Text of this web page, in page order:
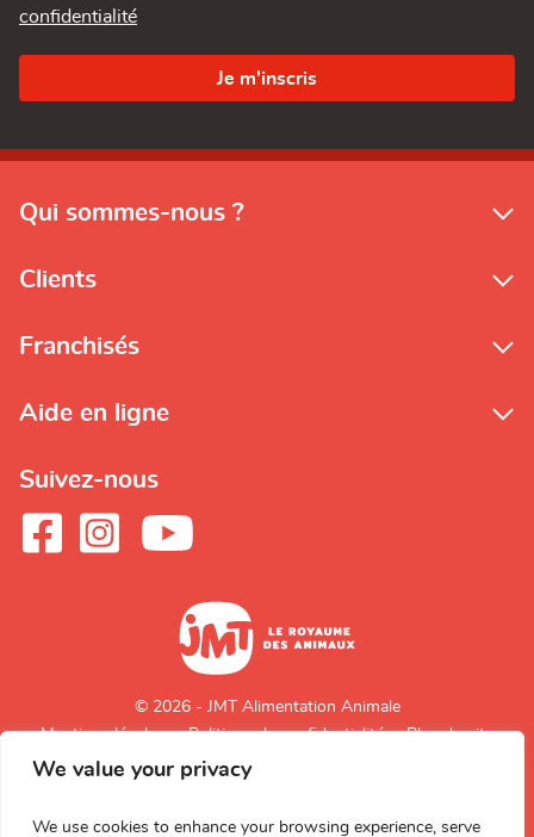
We value your privacy
We use cookies to enhance your browsing experience, serve
confidentialité
Qui sommes-nous ?
Clients
Franchisés
Aide en ligne
Suivez-nous
© 2026 - JMT Alimentation Animale
Mentions légales
Politique de confidentialité Plan du site